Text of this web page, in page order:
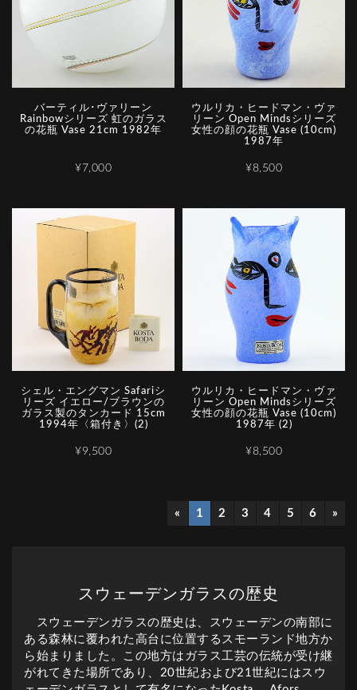
バーティル･ヴァリーン
Rainbowシリーズ 虹のガラス
の花瓶 Vase 21cm 1982年
¥7,000
ウルリカ・ヒードマン・ヴァ
リーン Open Mindsシリーズ
女性の顔の花瓶 Vase (10cm)
1987年
¥8,500
シェル・エングマン Safariシ
リーズ イエロー/ブラウンの
ガラス製のタンカード 15cm
1994年〈箱付き〉(2)
¥9,500
ウルリカ・ヒードマン・ヴァ
リーン Open Mindsシリーズ
女性の顔の花瓶 Vase (10cm)
1987年 (2)
¥8,500
« 1 2 3 4 5 6 »
スウェーデンガラスの歴史
スウェーデンガラスの歴史は、スウェーデンの南部に
ある森林に覆われた高台に位置するスモーランド地方か
ら始まりました。この地方はガラス工芸の伝統が受け継
がれてきた場所であり、20世紀および21世紀にはスウ